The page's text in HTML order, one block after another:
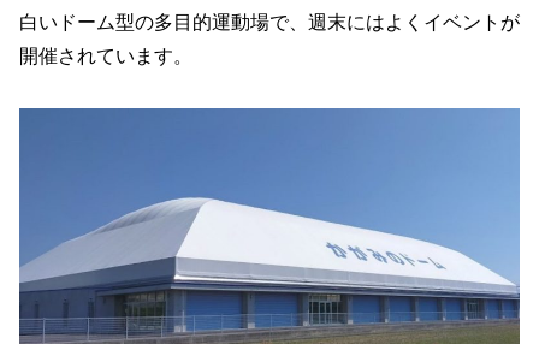
白いドーム型の多目的運動場で、週末にはよくイベントが
開催されています。